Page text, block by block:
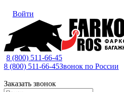
Войти
8 (800) 511-66-45
8 (800) 511-66-45Звонок по России
Заказать звонок